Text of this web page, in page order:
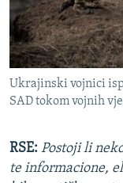
Ukrajinski vojnici
SAD tokom vojnih
RSE: Postoji li
te informacione,